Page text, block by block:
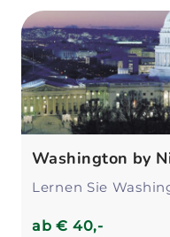
Washington by
Lernen Sie
ab€ 40,-